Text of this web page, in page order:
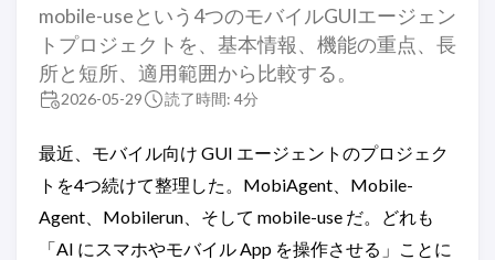
mobile-useという4つのモバイルGUIエージェン
トプロジェクトを、基本情報、機能の重点、長
所と短所、適用範囲から比較する。
2026-05-29 読了時間: 4分
最近、モバイル向け GUI エージェントのプロジェク
トを4つ続けて整理した。MobiAgent、Mobile-
Agent、Mobilerun、そして mobile-use だ。どれも
「AI にスマホやモバイル App を操作させる」ことに